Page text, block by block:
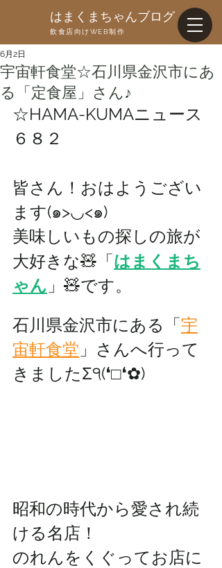
はまくまちゃんブログ
飲食店向けWEB制作
宇宙軒食堂☆石川県金沢市にあ
る「定食屋」さん♪
6月2日
☆HAMA-KUMAニュース
６８２
皆さん！おはようござい
ます(๑>◡<๑)
美味しいもの探しの旅が
大好きな🧸「はまくまち
ゃん 」🧸です。
石川県金沢市にある「宇
宙軒食堂 」さんへ行って
きましたΣ੧(❛□❛✿)
昭和の時代から愛され続
ける名店！
のれんをくぐってお店に